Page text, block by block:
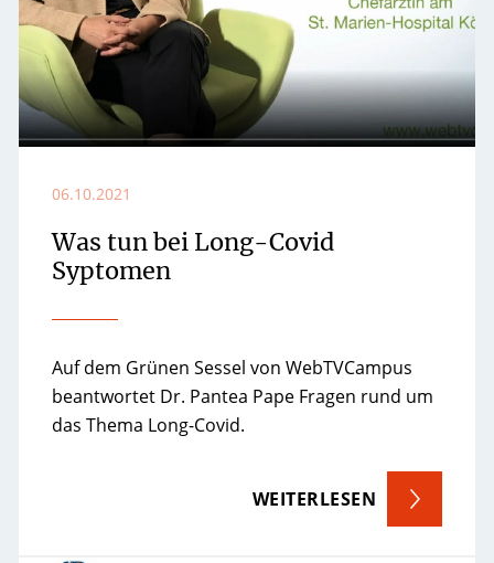
06.10.2021
Was tun bei Long-Covid
Syptomen
Auf dem Grünen Sessel von WebTVCampus
beantwortet Dr. Pantea Pape Fragen rund um
das Thema Long-Covid.
WEITERLESEN